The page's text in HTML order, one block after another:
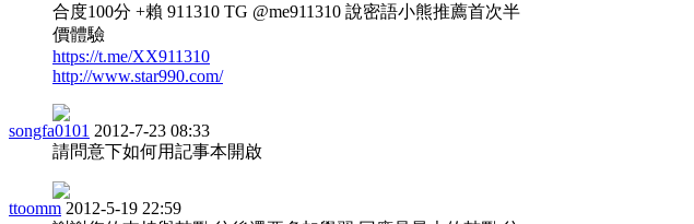
合度100分 +賴 911310 TG @me911310 說密語小熊推薦首次半
價體驗
https://t.me/XX911310
http://www.star990.com/
songfa0101 2012-7-23 08:33
請問意下如何用記事本開啟
ttoomm 2012-5-19 22:59